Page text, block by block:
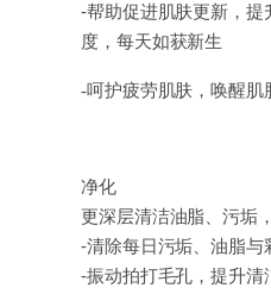
-帮助促进肌肤更新，提
度，每天如获新生
-呵护疲劳肌肤，唤醒肌
净化
更深层清洁油脂、污垢
-清除每日污垢、油脂与
-振动拍打毛孔，提升清